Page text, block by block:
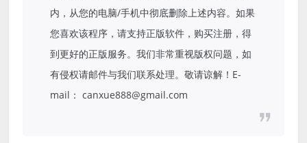
内，从您的电脑/手机中彻底删除上述内容。如果
您喜欢该程序，请支持正版软件，购买注册，得
到更好的正版服务。我们非常重视版权问题，如
有侵权请邮件与我们联系处理。敬请谅解！E-
mail： canxue888@gmail.com